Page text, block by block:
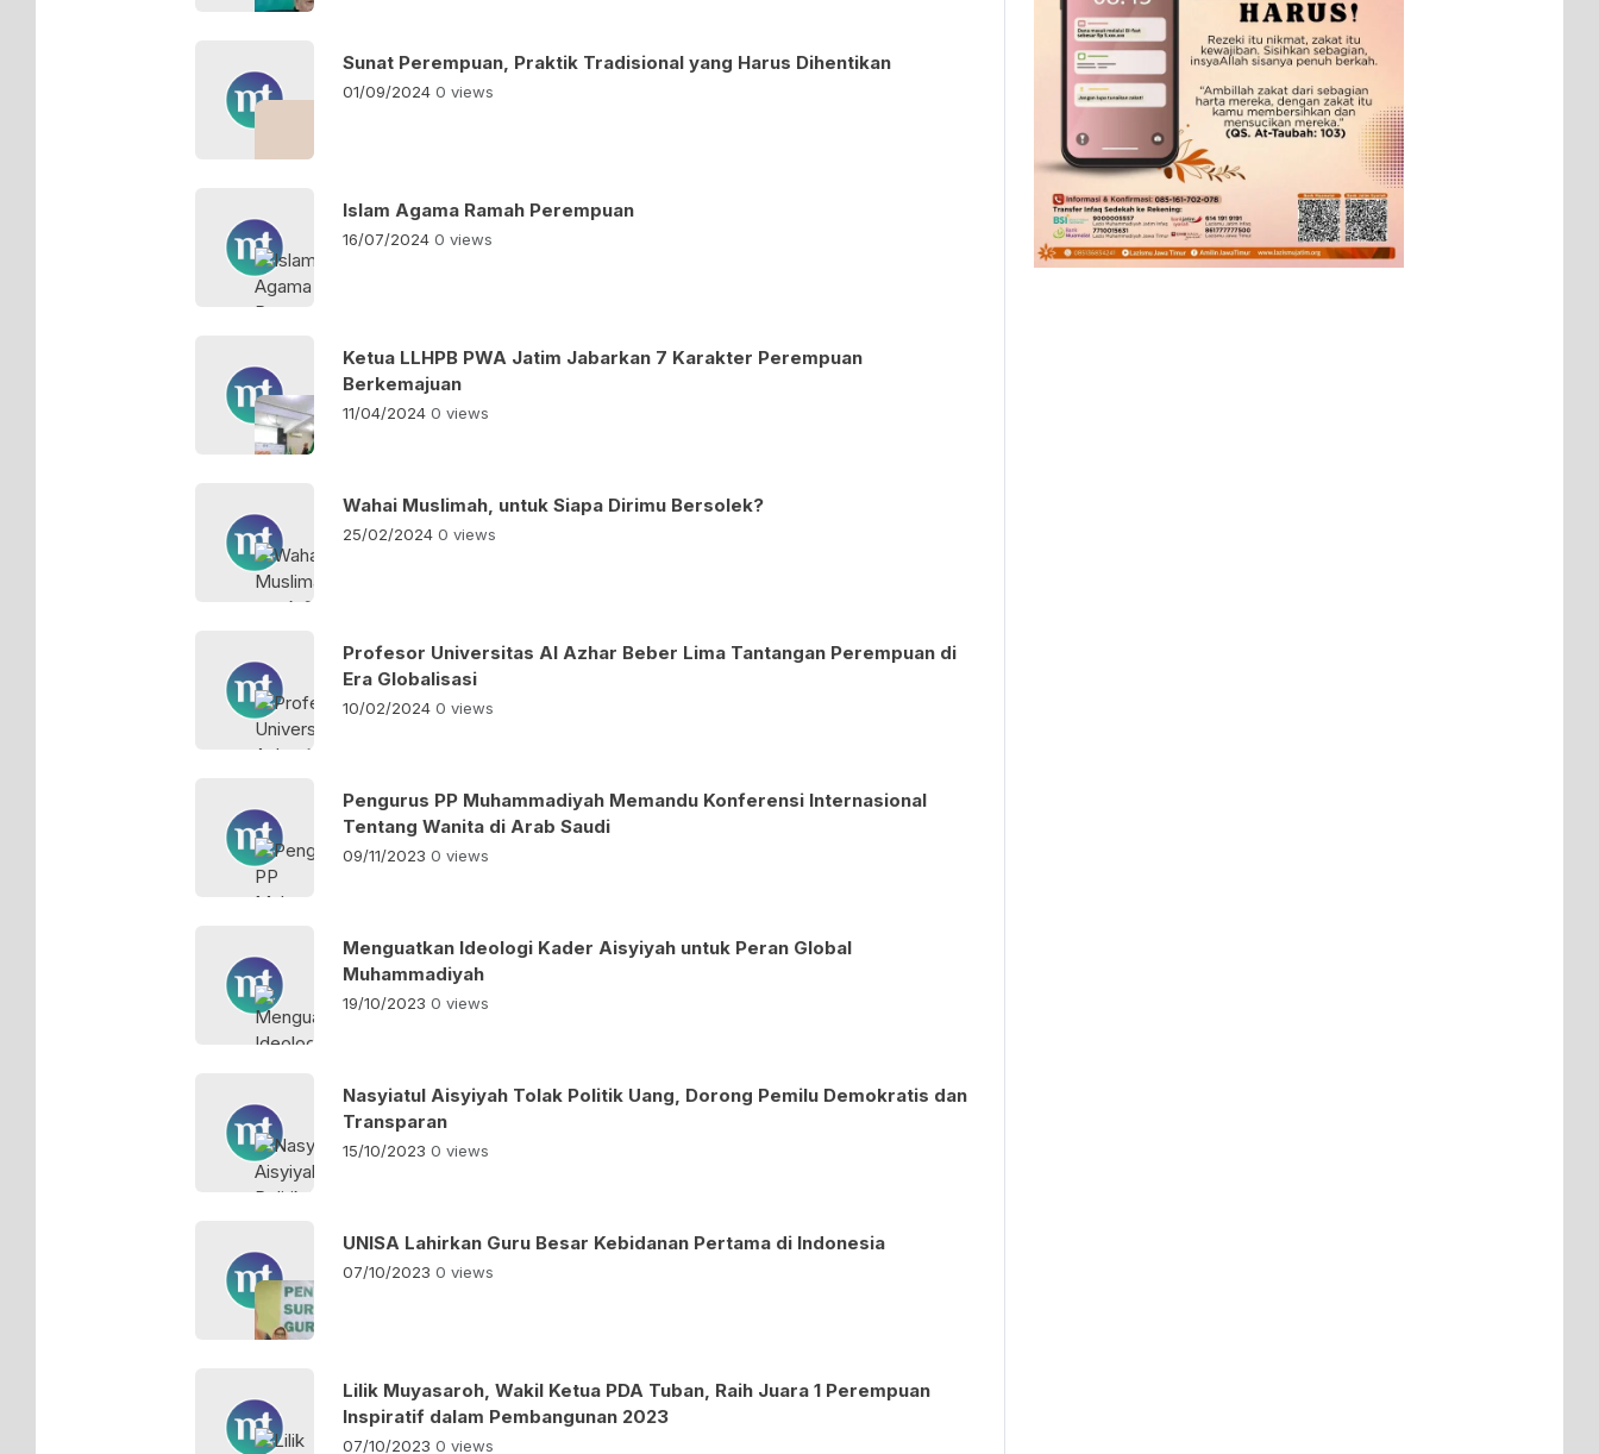
Sunat Perempuan, Praktik Tradisional yang Harus Dihentikan
01/09/2024 0 views
Islam Agama Ramah Perempuan
16/07/2024 0 views
Ketua LLHPB PWA Jatim Jabarkan 7 Karakter Perempuan
Berkemajuan
11/04/2024 0 views
Wahai Muslimah, untuk Siapa Dirimu Bersolek?
25/02/2024 0 views
Profesor Universitas Al Azhar Beber Lima Tantangan Perempuan di
Era Globalisasi
10/02/2024 0 views
Pengurus PP Muhammadiyah Memandu Konferensi Internasional
Tentang Wanita di Arab Saudi
09/11/2023 0 views
Menguatkan Ideologi Kader Aisyiyah untuk Peran Global
Muhammadiyah
19/10/2023 0 views
Nasyiatul Aisyiyah Tolak Politik Uang, Dorong Pemilu Demokratis dan
Transparan
15/10/2023 0 views
UNISA Lahirkan Guru Besar Kebidanan Pertama di Indonesia
07/10/2023 0 views
Lilik Muyasaroh, Wakil Ketua PDA Tuban, Raih Juara 1 Perempuan
Inspiratif dalam Pembangunan 2023
07/10/2023 0 views